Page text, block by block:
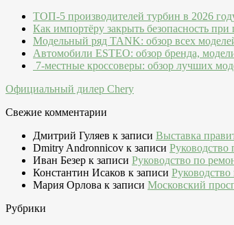
ТОП-5 производителей турбин в 2026
Как импортёру закрыть безопасность при
Модельный ряд TANK: обзор всех
Автомобили ESTEO: обзор бренда,
7-местные кроссоверы: обзор лучших
Официальный дилер Chery
Свежие комментарии
Дмитрий Гуляев к записи Выставка
Dmitry Andronnicov к записи Руководство
Иван Безер к записи Руководство по
Константин Исаков к записи
Мария Орлова к записи Московский
Рубрики